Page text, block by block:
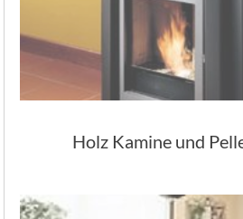
Holz Kamine und